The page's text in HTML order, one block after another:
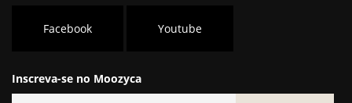
Facebook Youtube
Inscreva-se no Moozyca